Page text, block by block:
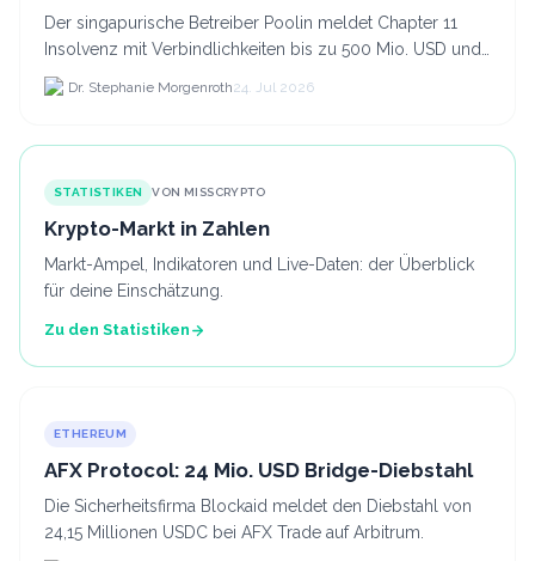
Der singapurische Betreiber Poolin meldet Chapter 11
Insolvenz mit Verbindlichkeiten bis zu 500 Mio. USD und
plant den Verkauf zweier Texas-Standorte für.
Dr. Stephanie Morgenroth24. Jul 2026
STATISTIKEN VON MISSCRYPTO
Krypto-Markt in Zahlen
Markt-Ampel, Indikatoren und Live-Daten: der Überblick
für deine Einschätzung.
Zu den Statistiken
ETHEREUM
AFX Protocol: 24 Mio. USD Bridge-Diebstahl
Die Sicherheitsfirma Blockaid meldet den Diebstahl von
24,15 Millionen USDC bei AFX Trade auf Arbitrum.